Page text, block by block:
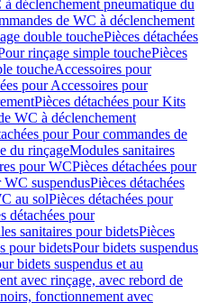
déclenchement pneumatique du
de WC à déclenchement
double touchePièces détachées
rinçage simple touchePièces
toucheAccessoires pour
pour Accessoires pour
Pièces détachées pour Kits
WC à déclenchement
pour Pour commandes de
du rinçageModules sanitaires
pour WCPièces détachées pour
WC suspendusPièces détachées
au solPièces détachées pour
détachées pour
sanitaires pour bidetsPièces
pour bidetsPour bidets suspendus
bidets suspendus et au
avec rinçage, avec rebord de
fonctionnement avec